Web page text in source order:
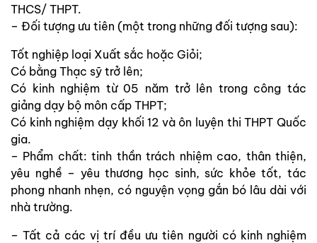
THCS/ THPT.
– Đối tượng ưu tiên (một trong những đối tượng sau):
Tốt nghiệp loại Xuất sắc hoặc Giỏi;
Có bằng Thạc sỹ trở lên;
Có kinh nghiệm từ 05 năm trở lên trong công tác
giảng dạy bộ môn cấp THPT;
Có kinh nghiệm dạy khối 12 và ôn luyện thi THPT Quốc
gia.
– Phẩm chất: tinh thần trách nhiệm cao, thân thiện,
yêu nghề – yêu thương học sinh, sức khỏe tốt, tác
phong nhanh nhẹn, có nguyện vọng gắn bó lâu dài với
nhà trường.
– Tất cả các vị trí đều ưu tiên người có kinh nghiệm